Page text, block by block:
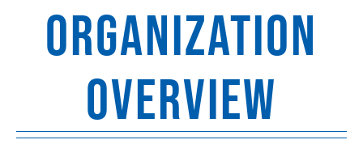
ORGANIZATION
OVERVIEW